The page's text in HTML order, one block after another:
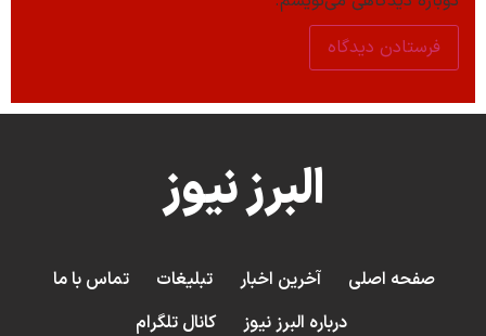
البرز نیوز
صفحه اصلی آخرین اخبار تبلیغات
تماس با ما
درباره البرز نیوز
کانال تلگرام